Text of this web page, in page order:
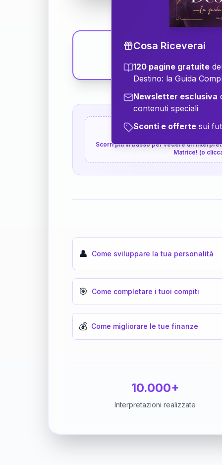
👇 P.S. Interpretazione
Scorri più in basso per vedere
Matrice! (o
👤 Come sviluppare la tua personalità
🎯 Come completare i tuoi compiti
💰 Come migliorare le tue finanze
10.000+
Interpretazioni realizzate
Cosa Riceverai
120 pagine gratuite
Destino: la Guida
Newsletter esclusiva
contenuti speciali
Sconti e offerte sui